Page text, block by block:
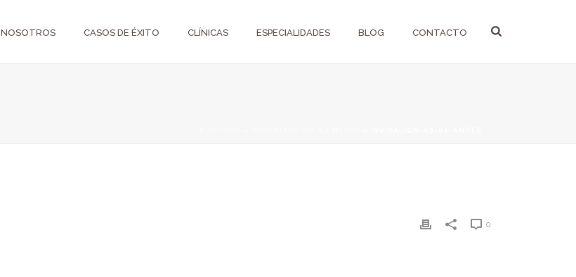
NOSOTROS CASOS DE ÉXITO CLÍNICAS ESPECIALIDADES BLOG CONTACTO
0